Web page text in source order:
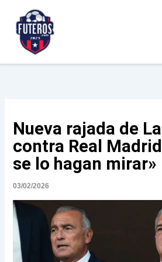
contenido
Nueva rajada de
contra Real
se lo hagan mirar»
03/02/2026